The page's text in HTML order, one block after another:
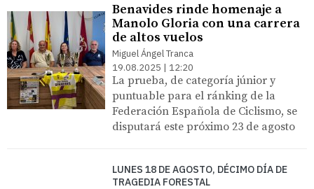
Benavides rinde homenaje a
Manolo Gloria con una carrera
de altos vuelos
Miguel Ángel Tranca
19.08.2025 | 12:20
La prueba, de categoría júnior y
puntuable para el ránking de la
Federación Española de Ciclismo, se
disputará este próximo 23 de agosto
LUNES 18 DE AGOSTO, DÉCIMO DÍA DE
TRAGEDIA FORESTAL